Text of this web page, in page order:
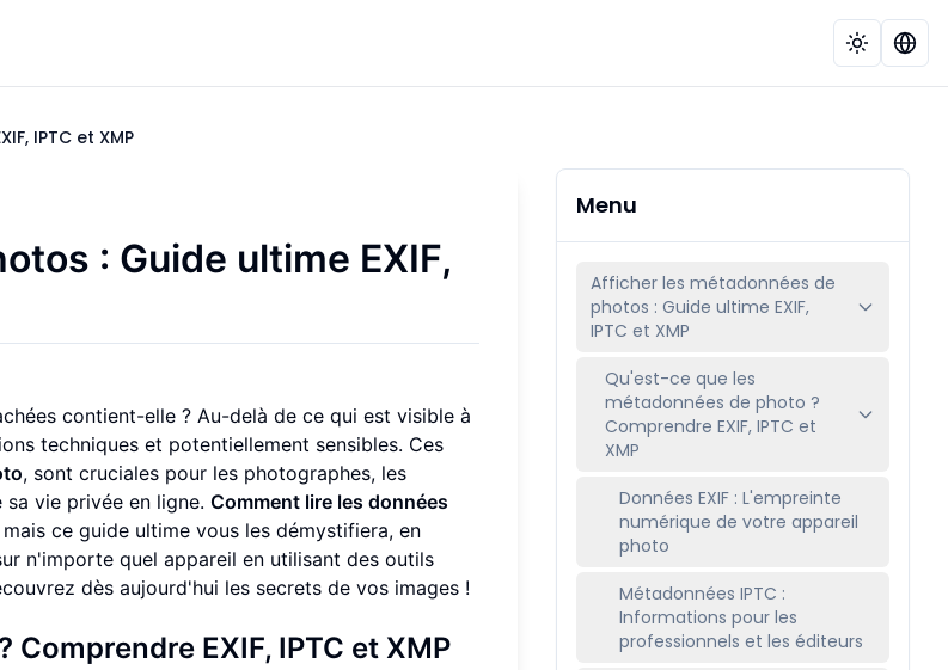
IPTC et XMP
: Guide ultime EXIF,
contient-elle ? Au-delà de ce qui est visible à
techniques et potentiellement sensibles. Ces
, sont cruciales pour les photographes, les
vie privée en ligne. Comment lire les données
ce guide ultime vous les démystifiera, en
n'importe quel appareil en utilisant des outils
dès aujourd'hui les secrets de vos images !
EXIF, IPTC et XMP
Menu
Afficher les métadonnées de
photos : Guide ultime EXIF,
IPTC et XMP
Qu'est-ce que les
métadonnées de photo ?
Comprendre EXIF, IPTC et
XMP
Données EXIF : L'empreinte
numérique de votre appareil
photo
Métadonnées IPTC :
Informations pour les
professionnels et les éditeurs